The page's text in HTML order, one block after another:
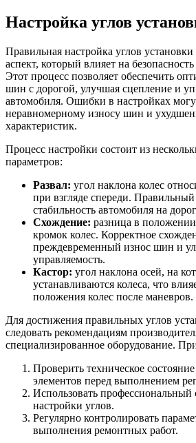
Настройка углов
Правильная настройка углов
аспект, который влияет на
Этот процесс позволяет обеспечить
шин с дорогой, улучшая сцепление и
автомобиля. Ошибки в настройках
неравномерному износу шин и
характеристик.
Процесс настройки состоит из
параметров:
Развал: угол наклона колес
при взгляде спереди. Правильный
стабильность автомобиля на
Схождение: разница в
кромок колес. Корректное
преждевременный износ шин и
управляемость.
Кастор: угол наклона осей, на
устанавливаются колеса, что
положения колес после маневров.
Для достижения правильных углов
следовать рекомендациям
специализированное оборудование.
Проверить техническое
элементов перед выполнением
Использовать профессиональный
настройки углов.
Регулярно контролировать
выполнения ремонтных работ.